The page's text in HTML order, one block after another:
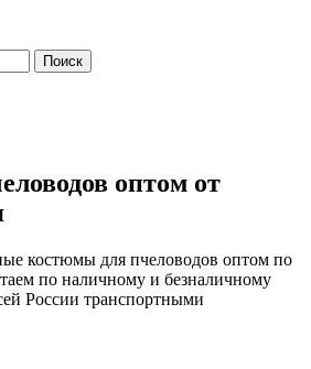
оптом от
костюмы для пчеловодов оптом по
по наличному и безналичному
России транспортными